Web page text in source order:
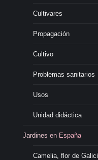
Cultivares
Propagación
Cultivo
Problemas sanitarios
Usos
Unidad didáctica
Jardines en España
Camelia, flor de